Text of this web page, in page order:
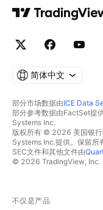
简体中文
部分市场数据由ICE Data
部分参考数据由FactSet提
Systems Inc.
版权所有 © 2026 美国银
Systems Inc.提供。保留所
SEC文件和其他文件由
© 2026 TradingView, Inc.
不仅是产品